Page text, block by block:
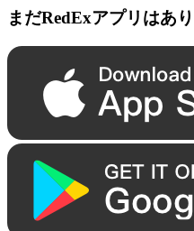
まだRedExアプリはあ